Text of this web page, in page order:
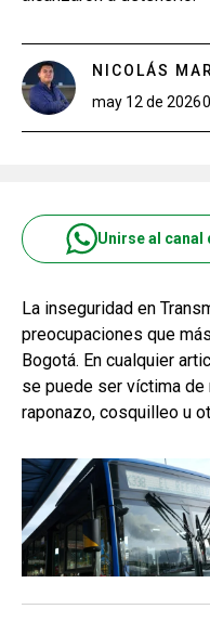
NICOLÁS
may 12 de 2026
Unirse al canal
La inseguridad en
preocupaciones que
Bogotá. En cualquier
se puede ser víctima de
raponazo, cosquilleo u